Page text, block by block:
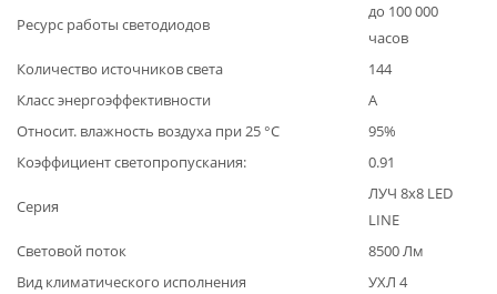
Ресурс работы светодиодов
до 100 000
часов
Количество источников света
144
Класс энергоэффективности
А
Относит. влажность воздуха при 25 °С
95%
Коэффициент светопропускания:
0.91
Серия
ЛУЧ 8х8 LED
LINE
Световой поток
8500 Лм
Вид климатического исполнения
УХЛ 4